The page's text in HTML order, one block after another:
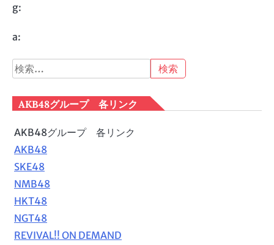
g:
a:
検
索:
AKB48グループ 各リンク
AKB48グループ 各リンク
AKB48
SKE48
NMB48
HKT48
NGT48
REVIVAL!! ON DEMAND